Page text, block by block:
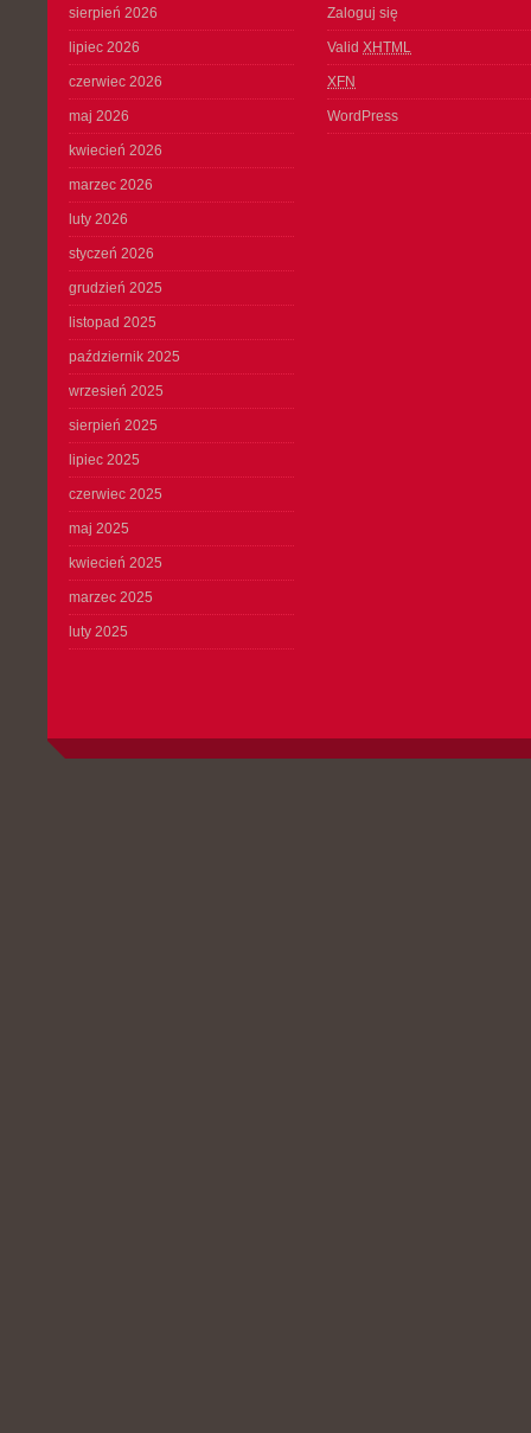
sierpień 2026
lipiec 2026
czerwiec 2026
maj 2026
kwiecień 2026
marzec 2026
luty 2026
styczeń 2026
grudzień 2025
listopad 2025
październik 2025
wrzesień 2025
sierpień 2025
lipiec 2025
czerwiec 2025
maj 2025
kwiecień 2025
marzec 2025
luty 2025
Zaloguj się
Valid XHTML
XFN
WordPress